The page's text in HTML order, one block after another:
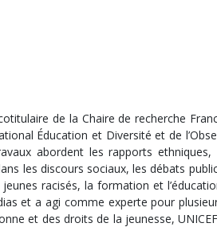
de la Chaire de recherche
Éducation et Diversité et de
abordent les rapports
les discours sociaux, les débats
racisés, la formation et
et a agi comme experte pour
et des droits de la jeunesse,